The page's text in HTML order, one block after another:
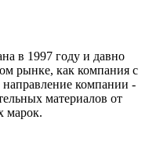
в 1997 году и давно
рынке, как компания с
компании -
материалов от
марок.